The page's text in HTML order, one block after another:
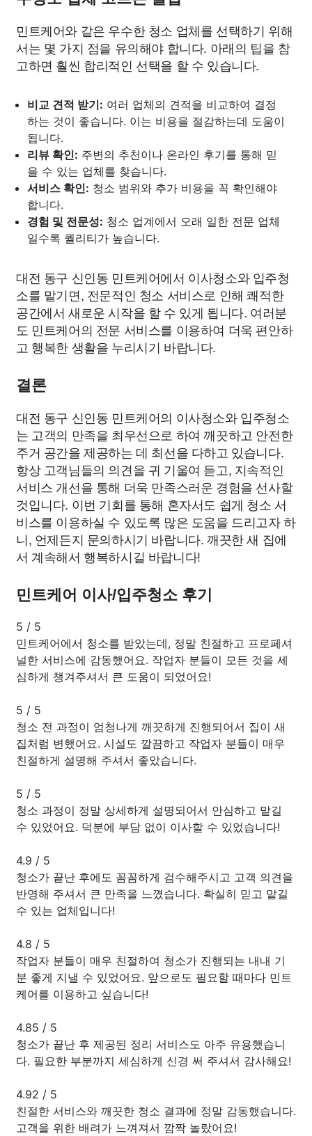
민트케어와 같은 우수한 청소 업체를 선택하기 위해
서는 몇 가지 점을 유의해야 합니다. 아래의 팁을 참
고하면 훨씬 합리적인 선택을 할 수 있습니다.
비교 견적 받기: 여러 업체의 견적을 비교하여 결정
하는 것이 좋습니다. 이는 비용을 절감하는데 도움이
됩니다.
리뷰 확인: 주변의 추천이나 온라인 후기를 통해 믿
을 수 있는 업체를 찾습니다.
서비스 확인: 청소 범위와 추가 비용을 꼭 확인해야
합니다.
경험 및 전문성: 청소 업계에서 오래 일한 전문 업체
일수록 퀄리티가 높습니다.
대전 동구 신인동 민트케어에서 이사청소와 입주청
소를 맡기면, 전문적인 청소 서비스로 인해 쾌적한
공간에서 새로운 시작을 할 수 있게 됩니다. 여러분
도 민트케어의 전문 서비스를 이용하여 더욱 편안하
고 행복한 생활을 누리시기 바랍니다.
결론
대전 동구 신인동 민트케어의 이사청소와 입주청소
는 고객의 만족을 최우선으로 하여 깨끗하고 안전한
주거 공간을 제공하는 데 최선을 다하고 있습니다.
항상 고객님들의 의견을 귀 기울여 듣고, 지속적인
서비스 개선을 통해 더욱 만족스러운 경험을 선사할
것입니다. 이번 기회를 통해 혼자서도 쉽게 청소 서
비스를 이용하실 수 있도록 많은 도움을 드리고자 하
니, 언제든지 문의하시기 바랍니다. 깨끗한 새 집에
서 계속해서 행복하시길 바랍니다!
민트케어 이사/입주청소 후기
5 / 5
민트케어에서 청소를 받았는데, 정말 친절하고 프로페셔
널한 서비스에 감동했어요. 작업자 분들이 모든 것을 세
심하게 챙겨주셔서 큰 도움이 되었어요!
5 / 5
청소 전 과정이 엄청나게 깨끗하게 진행되어서 집이 새
집처럼 변했어요. 시설도 깔끔하고 작업자 분들이 매우
친절하게 설명해 주셔서 좋았습니다.
5 / 5
청소 과정이 정말 상세하게 설명되어서 안심하고 맡길
수 있었어요. 덕분에 부담 없이 이사할 수 있었습니다!
4.9 / 5
청소가 끝난 후에도 꼼꼼하게 검수해주시고 고객 의견을
반영해 주셔서 큰 만족을 느꼈습니다. 확실히 믿고 맡길
수 있는 업체입니다!
4.8 / 5
작업자 분들이 매우 친절하여 청소가 진행되는 내내 기
분 좋게 지낼 수 있었어요. 앞으로도 필요할 때마다 민트
케어를 이용하고 싶습니다!
4.85 / 5
청소가 끝난 후 제공된 정리 서비스도 아주 유용했습니
다. 필요한 부분까지 세심하게 신경 써 주셔서 감사해요!
4.92 / 5
친절한 서비스와 깨끗한 청소 결과에 정말 감동했습니다.
고객을 위한 배려가 느껴져서 깜짝 놀랐어요!